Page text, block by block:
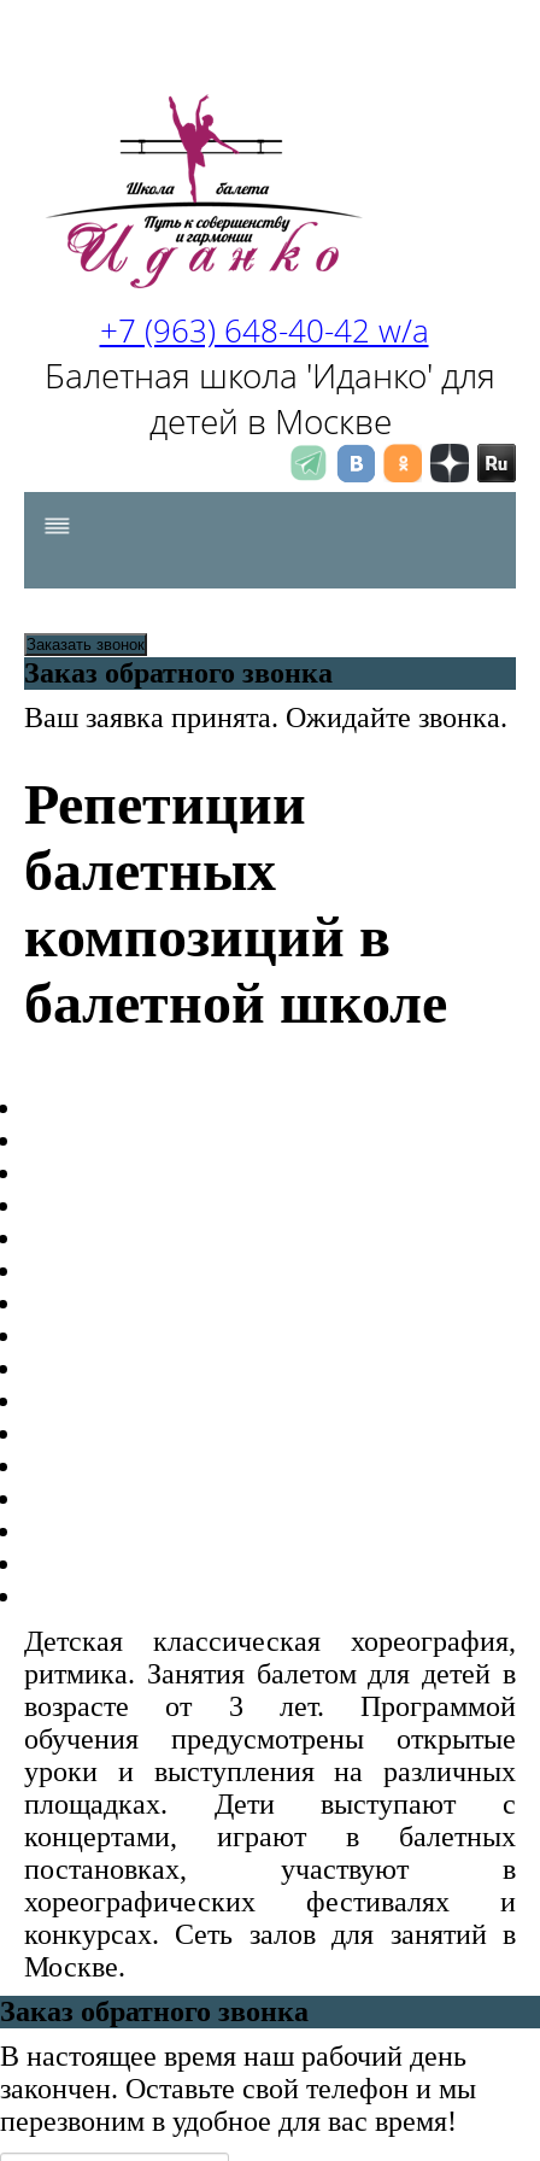
+7 (963) 648-40-42 w/a
Балетная школа 'Иданко' для
детей в Москве
Заказать звонок
Заказ обратного звонка
Ваш заявка принята. Ожидайте звонка.
Репетиции
балетных
композиций в
балетной школе
Детская классическая хореография,
ритмика. Занятия балетом для детей в
возрасте от 3 лет. Программой
обучения предусмотрены открытые
уроки и выступления на различных
площадках. Дети выступают с
концертами, играют в балетных
постановках, участвуют в
хореографических фестивалях и
конкурсах. Сеть залов для занятий в
Москве.
Заказ обратного звонка
В настоящее время наш рабочий день
закончен. Оставьте свой телефон и мы
перезвоним в удобное для вас время!